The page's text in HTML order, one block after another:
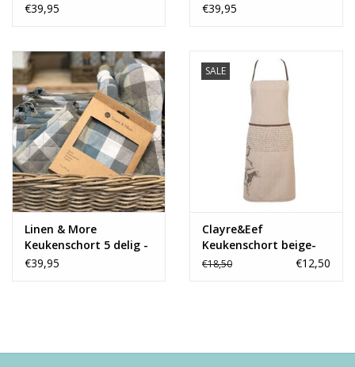
delig - stonewash blue
€39,95
delig - blauw
€39,95
Linen & More
Keukenschort 5 delig -
ruit
€39,95
SALE
Clayre&Eef
Keukenschort beige-
grey
€18,50 €12,50